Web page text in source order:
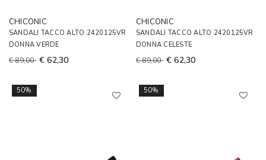
CHICONIC
SANDALI TACCO ALTO 2420125VR
DONNA VERDE
€ 89,00 € 62,30
CHICONIC
SANDALI TACCO ALTO 2420125VR
DONNA CELESTE
€ 89,00 € 62,30
50% 50%